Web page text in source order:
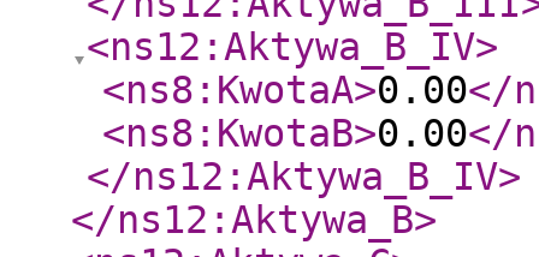
<ns12:Aktywa_B_IV>
<ns8:KwotaA>0.00</
<ns8:KwotaB>0.00</
</ns12:Aktywa_B_IV>
</ns12:Aktywa_B>